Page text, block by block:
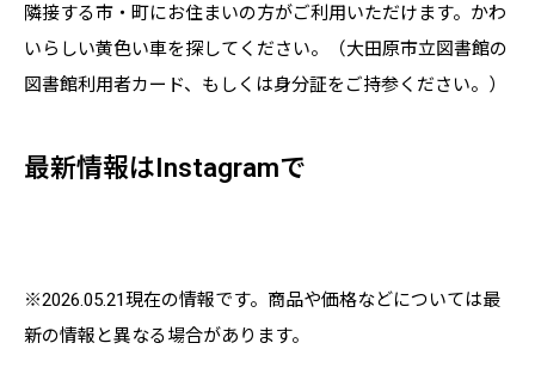
隣接する市・町にお住まいの方がご利用いただけます。かわ
いらしい黄色い車を探してください。（大田原市立図書館の
図書館利用者カード、もしくは身分証をご持参ください。）
最新情報はInstagramで
※2026.05.21現在の情報です。商品や価格などについては最
新の情報と異なる場合があります。